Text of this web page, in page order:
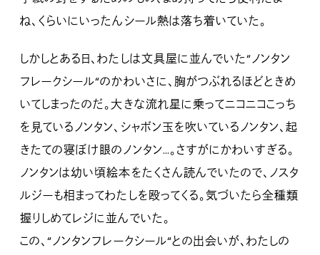
ね、くらいにいったんシール熱は落ち着いていた。
しかしとある日、わたしは文具屋に並んでいた“ノンタン
フレークシール“のかわいさに、胸がつぶれるほどときめ
いてしまったのだ。大きな流れ星に乗ってニコニコこっち
を見ているノンタン、シャボン玉を吹いているノンタン、起
きたての寝ぼけ眼のノンタン…。さすがにかわいすぎる。
ノンタンは幼い頃絵本をたくさん読んでいたので、ノスタ
ルジーも相まってわたしを殴ってくる。気づいたら全種類
握りしめてレジに並んでいた。
この、“ノンタンフレークシール“との出会いが、わたしの